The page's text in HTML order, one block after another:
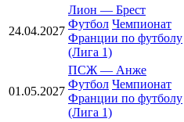
24.04.2027
Лион — Брест
Футбол Чемпионат
Франции по футболу
(Лига 1)
01.05.2027
ПСЖ — Анже
Футбол Чемпионат
Франции по футболу
(Лига 1)